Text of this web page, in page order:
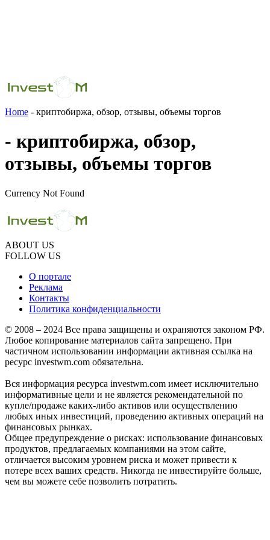
Home - криптобиржа, обзор, отзывы, объемы торгов
- криптобиржа, обзор,
отзывы, объемы торгов
Currency Not Found
ABOUT US
FOLLOW US
О портале
Реклама
Контакты
Политика конфиденциальности
© 2008 – 2024 Все права защищены и охраняются законом РФ.
Любое копирование материалов сайта запрещено. При
частичном использовании информации активная ссылка на
ресурс investwm.com обязательна.
Вся информация ресурса investwm.com имеет исключительно
информативные цели и не является рекомендательной по
купле/продаже каких-либо активов или осуществлению
любых иных инвестиций, проведению активных операций на
финансовых рынках.
Общее предупреждение о рисках: использование финансовых
продуктов, предлагаемых компаниями на этом сайте,
отличается высоким уровнем риска и может привести к
потере всех ваших средств. Никогда не инвестируйте больше,
чем вы можете себе позволить потратить.